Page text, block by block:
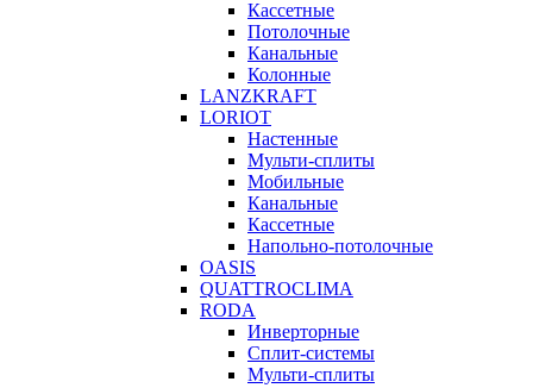
Кассетные
Потолочные
Канальные
Колонные
LANZKRAFT
LORIOT
Настенные
Мульти-сплиты
Мобильные
Канальные
Кассетные
Напольно-потолочные
OASIS
QUATTROCLIMA
RODA
Инверторные
Сплит-системы
Мульти-сплиты